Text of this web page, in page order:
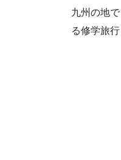
九州の地
る修学旅行